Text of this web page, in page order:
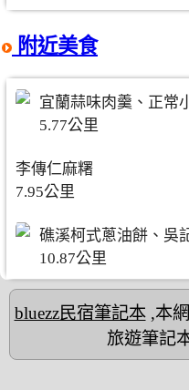
附近美食
宜蘭蒜味肉羹、正常
5.77公里
李傳仁麻糬
7.95公里
礁溪柯式蔥油餅、吳
10.87公里
bluezz民宿筆記本,本網
旅遊筆記